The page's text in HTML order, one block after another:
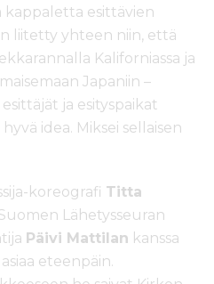
kappaletta esittävien
liitetty yhteen niin, että
Kaliforniassa ja
Japaniin –
ja esityspaikat
idea. Miksei sellaisen
koreografi Titta
Lähetysseuran
Päivi Mattilan kanssa
eteenpäin.